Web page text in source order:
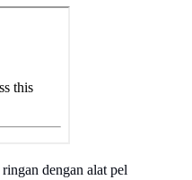
dengan alat pel